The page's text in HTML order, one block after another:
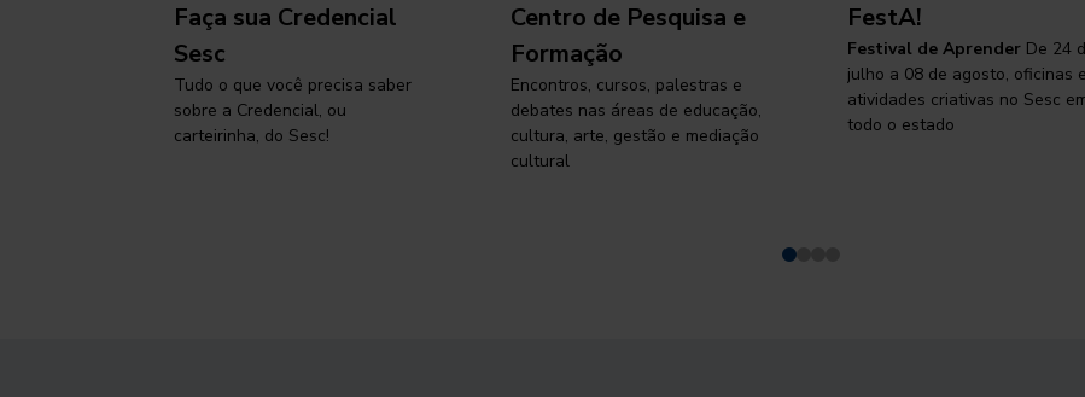
Faça sua Credencial
Sesc
Tudo o que você precisa saber
sobre a Credencial, ou
carteirinha, do Sesc!
Centro de Pesquisa e
Formação
Encontros, cursos, palestras e
debates nas áreas de educação,
cultura, arte, gestão e mediação
cultural
FestA!
Festival de Aprender De 24
julho a 08 de agosto, oficinas e
atividades criativas no Sesc
todo o estado